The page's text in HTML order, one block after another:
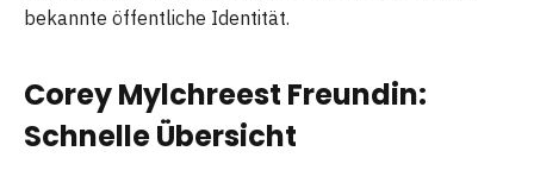
bekannte öffentliche Identität.
Corey Mylchreest Freundin:
Schnelle Übersicht